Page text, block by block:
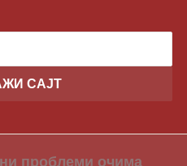
проблеми очима